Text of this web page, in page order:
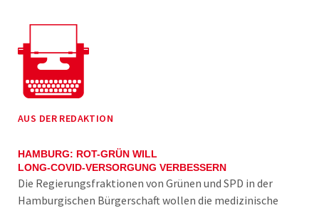
AUS DER REDAKTION
HAMBURG: ROT-GRÜN WILL
LONG-COVID-VERSORGUNG VERBESSERN
Die Regierungsfraktionen von Grünen und SPD in der
Hamburgischen Bürgerschaft wollen die medizinische